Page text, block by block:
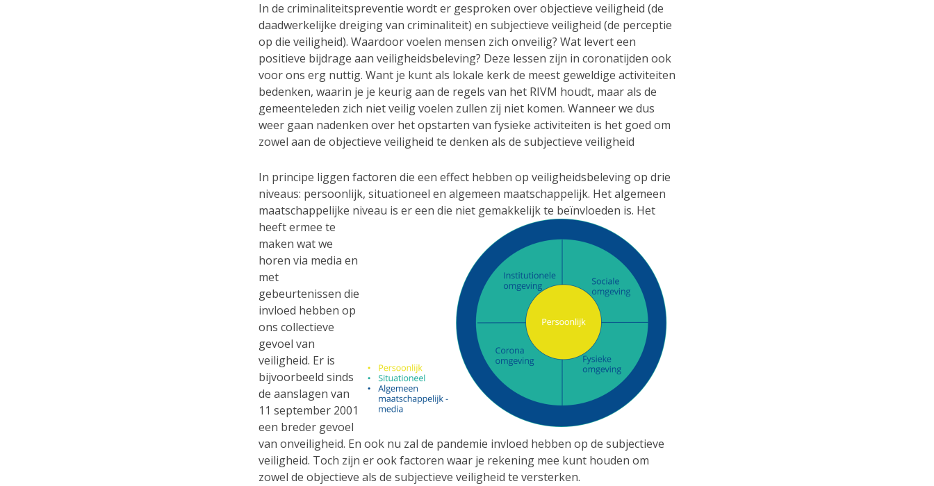
In de criminaliteitspreventie wordt er gesproken over objectieve veiligheid (de
daadwerkelijke dreiging van criminaliteit) en subjectieve veiligheid (de perceptie
op die veiligheid). Waardoor voelen mensen zich onveilig? Wat levert een
positieve bijdrage aan veiligheidsbeleving? Deze lessen zijn in coronatijden ook
voor ons erg nuttig. Want je kunt als lokale kerk de meest geweldige activiteiten
bedenken, waarin je je keurig aan de regels van het RIVM houdt, maar als de
gemeenteleden zich niet veilig voelen zullen zij niet komen. Wanneer we dus
weer gaan nadenken over het opstarten van fysieke activiteiten is het goed om
zowel aan de objectieve veiligheid te denken als de subjectieve veiligheid
In principe liggen factoren die een effect hebben op veiligheidsbeleving op drie
niveaus: persoonlijk, situationeel en algemeen maatschappelijk. Het algemeen
maatschappelijke niveau is er een die niet gemakkelijk te beïnvloeden is. Het
heeft ermee te
maken wat we
horen via media en
met
gebeurtenissen die
invloed hebben op
ons collectieve
gevoel van
veiligheid. Er is
bijvoorbeeld sinds
de aanslagen van
11 september 2001
een breder gevoel
van onveiligheid. En ook nu zal de pandemie invloed hebben op de subjectieve
veiligheid. Toch zijn er ook factoren waar je rekening mee kunt houden om
zowel de objectieve als de subjectieve veiligheid te versterken.